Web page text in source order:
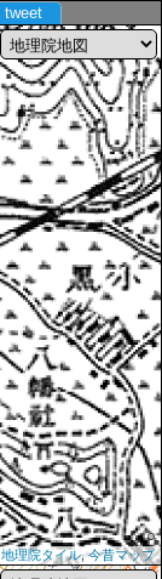
tweet
地理院タイル,今昔マップ